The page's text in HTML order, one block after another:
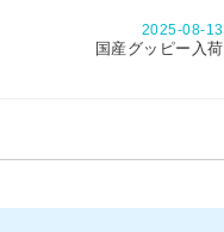
2025-08-13
国産グッピー入荷